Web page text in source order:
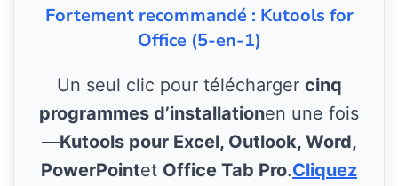
Fortement recommandé : Kutools for
Office (5-en-1)
Un seul clic pour télécharger cinq
programmes d’installationen une fois
—Kutools pour Excel, Outlook, Word,
PowerPointet Office Tab Pro.Cliquez